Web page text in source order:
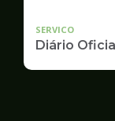
SERVICO
Diário Oficial